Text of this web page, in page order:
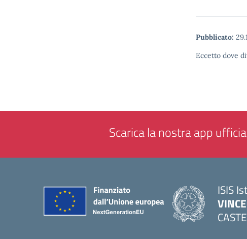
Pubblicato:
Eccetto dove
Scarica la nostra app
ISIS